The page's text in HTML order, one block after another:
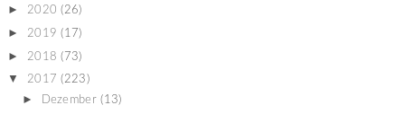
► 2020 (26)
► 2019 (17)
► 2018 (73)
▼ 2017 (223)
► Dezember (13)